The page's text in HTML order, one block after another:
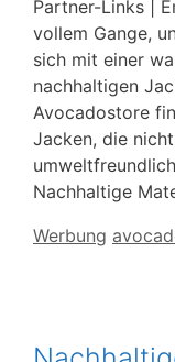
Partner-Links |
vollem Gange,
sich mit einer
nachhaltigen
Avocadostore
Jacken, die
Nachhaltige
Kategorien
Werbung